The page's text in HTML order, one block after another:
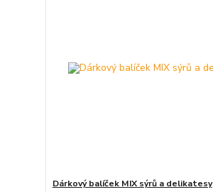
Dárkový balíček MIX sýrů a delikatesy